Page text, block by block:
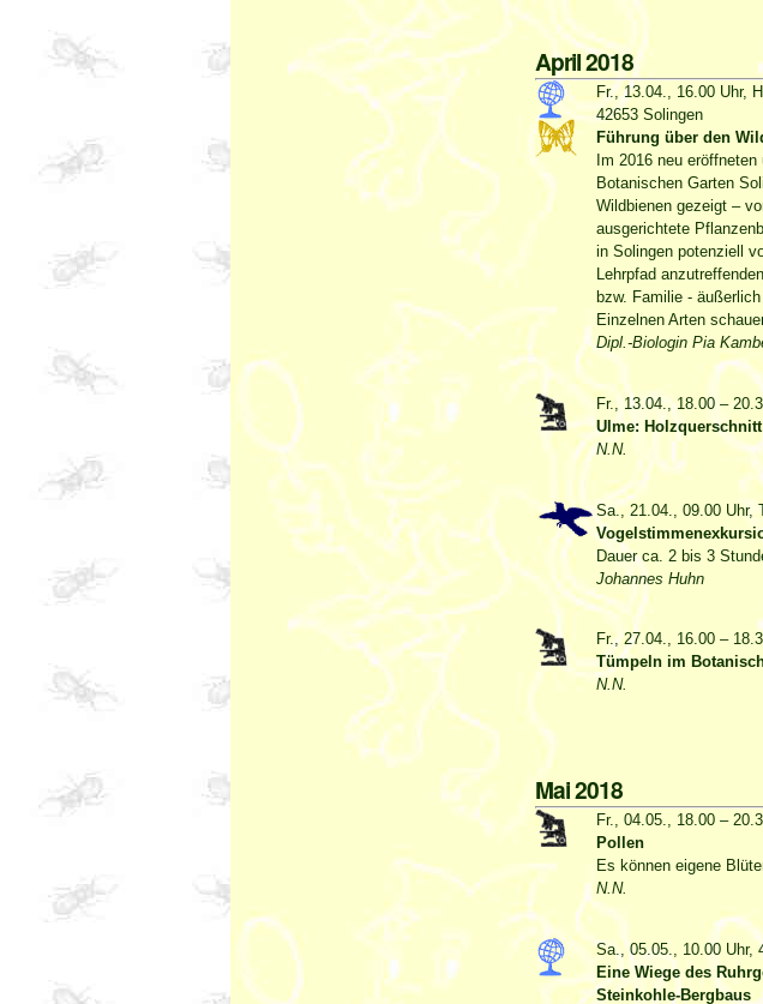
April 2018
Fr., 13.04., 16.00 Uhr,
42653 Solingen
Führung über den
Im 2016 neu
Botanischen Garten
Wildbienen gezeigt –
ausgerichtete
in Solingen potenziell
Lehrpfad
bzw. Familie -
Einzelnen Arten
Dipl.-Biologin Pia
Fr., 13.04., 18.00 –
Ulme: Holzquerschnitt
N.N.
Sa., 21.04., 09.00 Uhr,
Dauer ca. 2 bis 3
Johannes Huhn
Fr., 27.04., 16.00 –
Tümpeln im
N.N.
Mai 2018
Fr., 04.05., 18.00 –
Pollen
Es können eigene
N.N.
Sa., 05.05., 10.00 Uhr,
Eine Wiege des
Steinkohle-Bergbaus